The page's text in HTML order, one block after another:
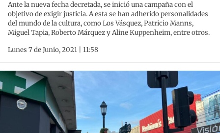
Ante la nueva fecha decretada, se inició una campaña con el
objetivo de exigir justicia. A esta se han adherido personalidades
del mundo de la cultura, como Los Vásquez, Patricio Manns,
Miguel Tapia, Roberto Márquez y Aline Kuppenheim, entre otros.
Lunes 7 de Junio, 2021 | 11:58